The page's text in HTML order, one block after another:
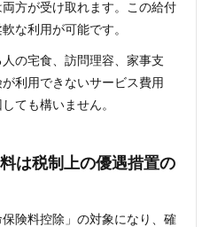
方が受け取れます。この給付
な利用が可能です。
の宅食、訪問理容、家事支
利用できないサービス費用
ても構いません。
は税制上の優遇措置の
険料控除」の対象になり、確